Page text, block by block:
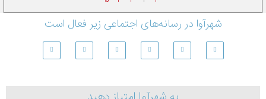
شهرآوا در رسانه‌های اجتماعی زیر فعال است